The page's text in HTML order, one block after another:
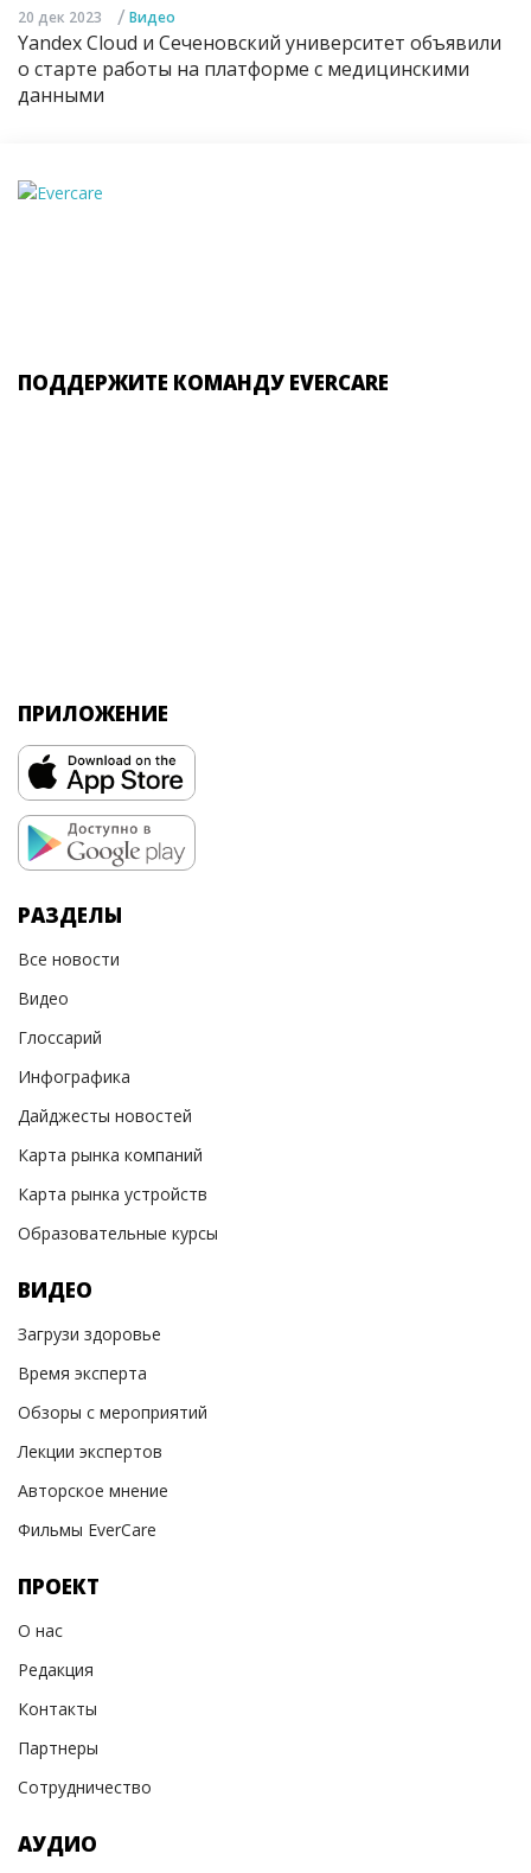
20 дек 2023 / Видео
Yandex Cloud и Сеченовский университет объявили
о старте работы на платформе с медицинскими
данными
ПОДДЕРЖИТЕ КОМАНДУ EVERCARE
ПРИЛОЖЕНИЕ
РАЗДЕЛЫ
Все новости
Видео
Глоссарий
Инфографика
Дайджесты новостей
Карта рынка компаний
Карта рынка устройств
Образовательные курсы
ВИДЕО
Загрузи здоровье
Время эксперта
Обзоры с мероприятий
Лекции экспертов
Авторское мнение
Фильмы EverCare
ПРОЕКТ
О нас
Редакция
Контакты
Партнеры
Сотрудничество
АУДИО